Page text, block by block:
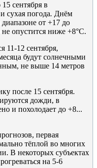
15 сентября в
сухая погода. Днём
от +17 до
опустится ниже +8°C.
11-12 сентября,
будут солнечными
не выше 14 метров
после 15 сентября.
дожди, в
и похолодает до +8...
первая
тёплой во многих
В некоторых субъектах
на 5-6